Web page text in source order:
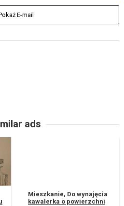
E-mail
ads
Mieszkanie, Do wynajęcia
kawalerka o powierzchni